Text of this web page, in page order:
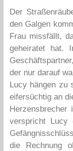
Der
den Galgen
Frau missfällt,
geheiratet hat.
der nur darauf
Lucy hängen zu
eifersüchtig an
Herzensbrecher
verspricht
die Rechnung